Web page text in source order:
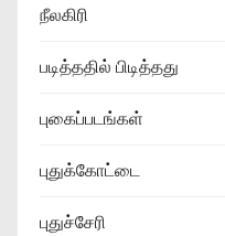
நீலகிரி
படித்ததில் பிடித்தது
புகைப்படங்கள்
புதுக்கோட்டை
புதுச்சேரி